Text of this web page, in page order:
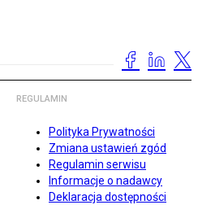
REGULAMIN
Polityka Prywatności
Zmiana ustawień zgód
Regulamin serwisu
Informacje o nadawcy
Deklaracja dostępności